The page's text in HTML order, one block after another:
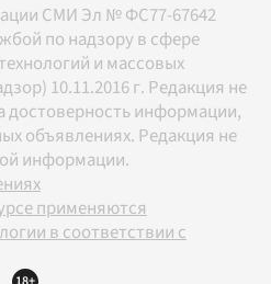
СМИ Эл № ФС77-67642
по надзору в сфере
и массовых
10.11.2016 г. Редакция не
достоверность информации,
объявлениях. Редакция не
информации.
применяются
в соответствии с